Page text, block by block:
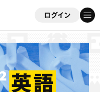
ログイン
ゲスト さん